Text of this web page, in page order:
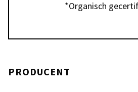
PRODUCENT